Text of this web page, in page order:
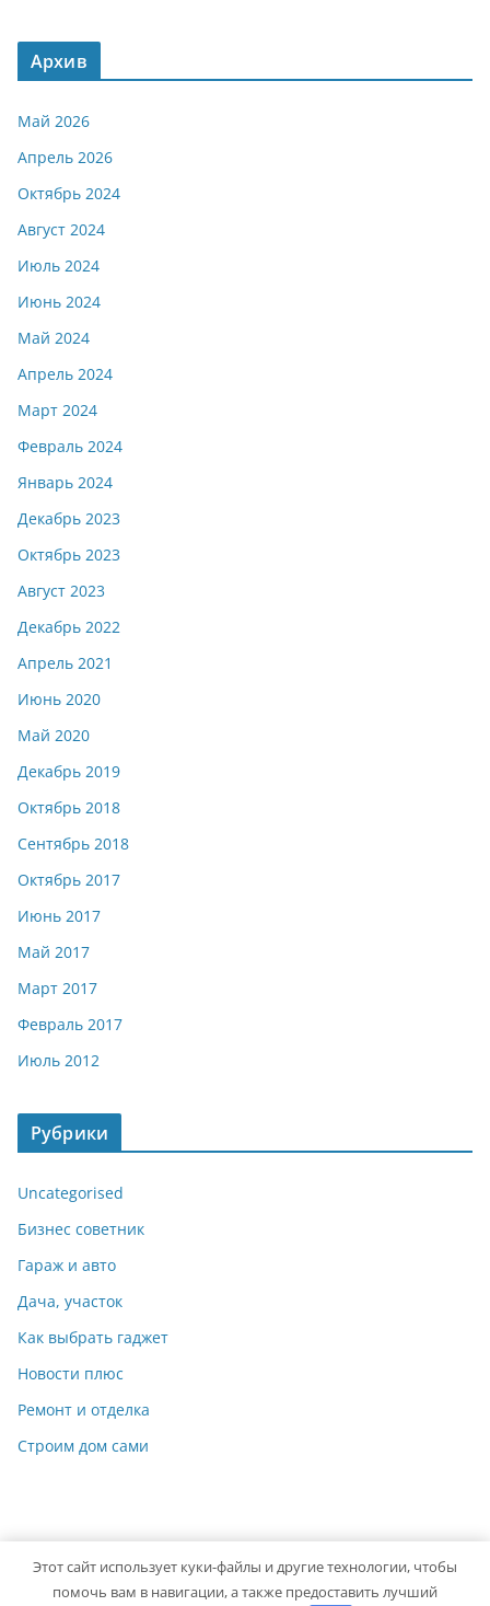
Архив
Май 2026
Апрель 2026
Октябрь 2024
Август 2024
Июль 2024
Июнь 2024
Май 2024
Апрель 2024
Март 2024
Февраль 2024
Январь 2024
Декабрь 2023
Октябрь 2023
Август 2023
Декабрь 2022
Апрель 2021
Июнь 2020
Май 2020
Декабрь 2019
Октябрь 2018
Сентябрь 2018
Октябрь 2017
Июнь 2017
Май 2017
Март 2017
Февраль 2017
Июль 2012
Рубрики
Uncategorised
Бизнес советник
Гараж и авто
Дача, участок
Как выбрать гаджет
Новости плюс
Ремонт и отделка
Строим дом сами
Copyright © 2026 Мастер на Все Руки. Powered byColorMag
Этот сайт использует куки-файлы и другие технологии, чтобы
помочь вам в навигации, а также предоставить лучший